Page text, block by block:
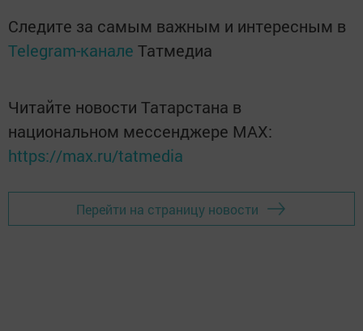
Следите за самым важным и интересным в
Telegram-канале Татмедиа
Читайте новости Татарстана в
национальном мессенджере MАХ:
https://max.ru/tatmedia
Перейти на страницу новости